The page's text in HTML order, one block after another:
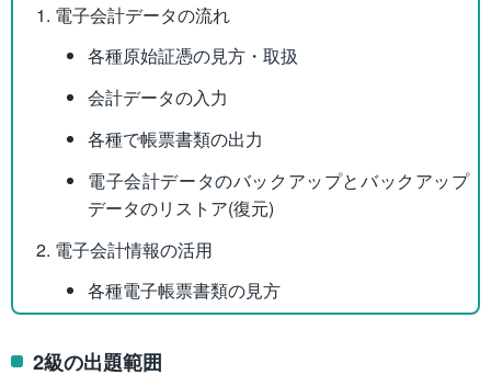
電子会計データの流れ
各種原始証憑の見方・取扱
会計データの入力
各種で帳票書類の出力
電子会計データのバックアップとバックアップ
データのリストア(復元)
電子会計情報の活用
各種電子帳票書類の見方
2級の出題範囲